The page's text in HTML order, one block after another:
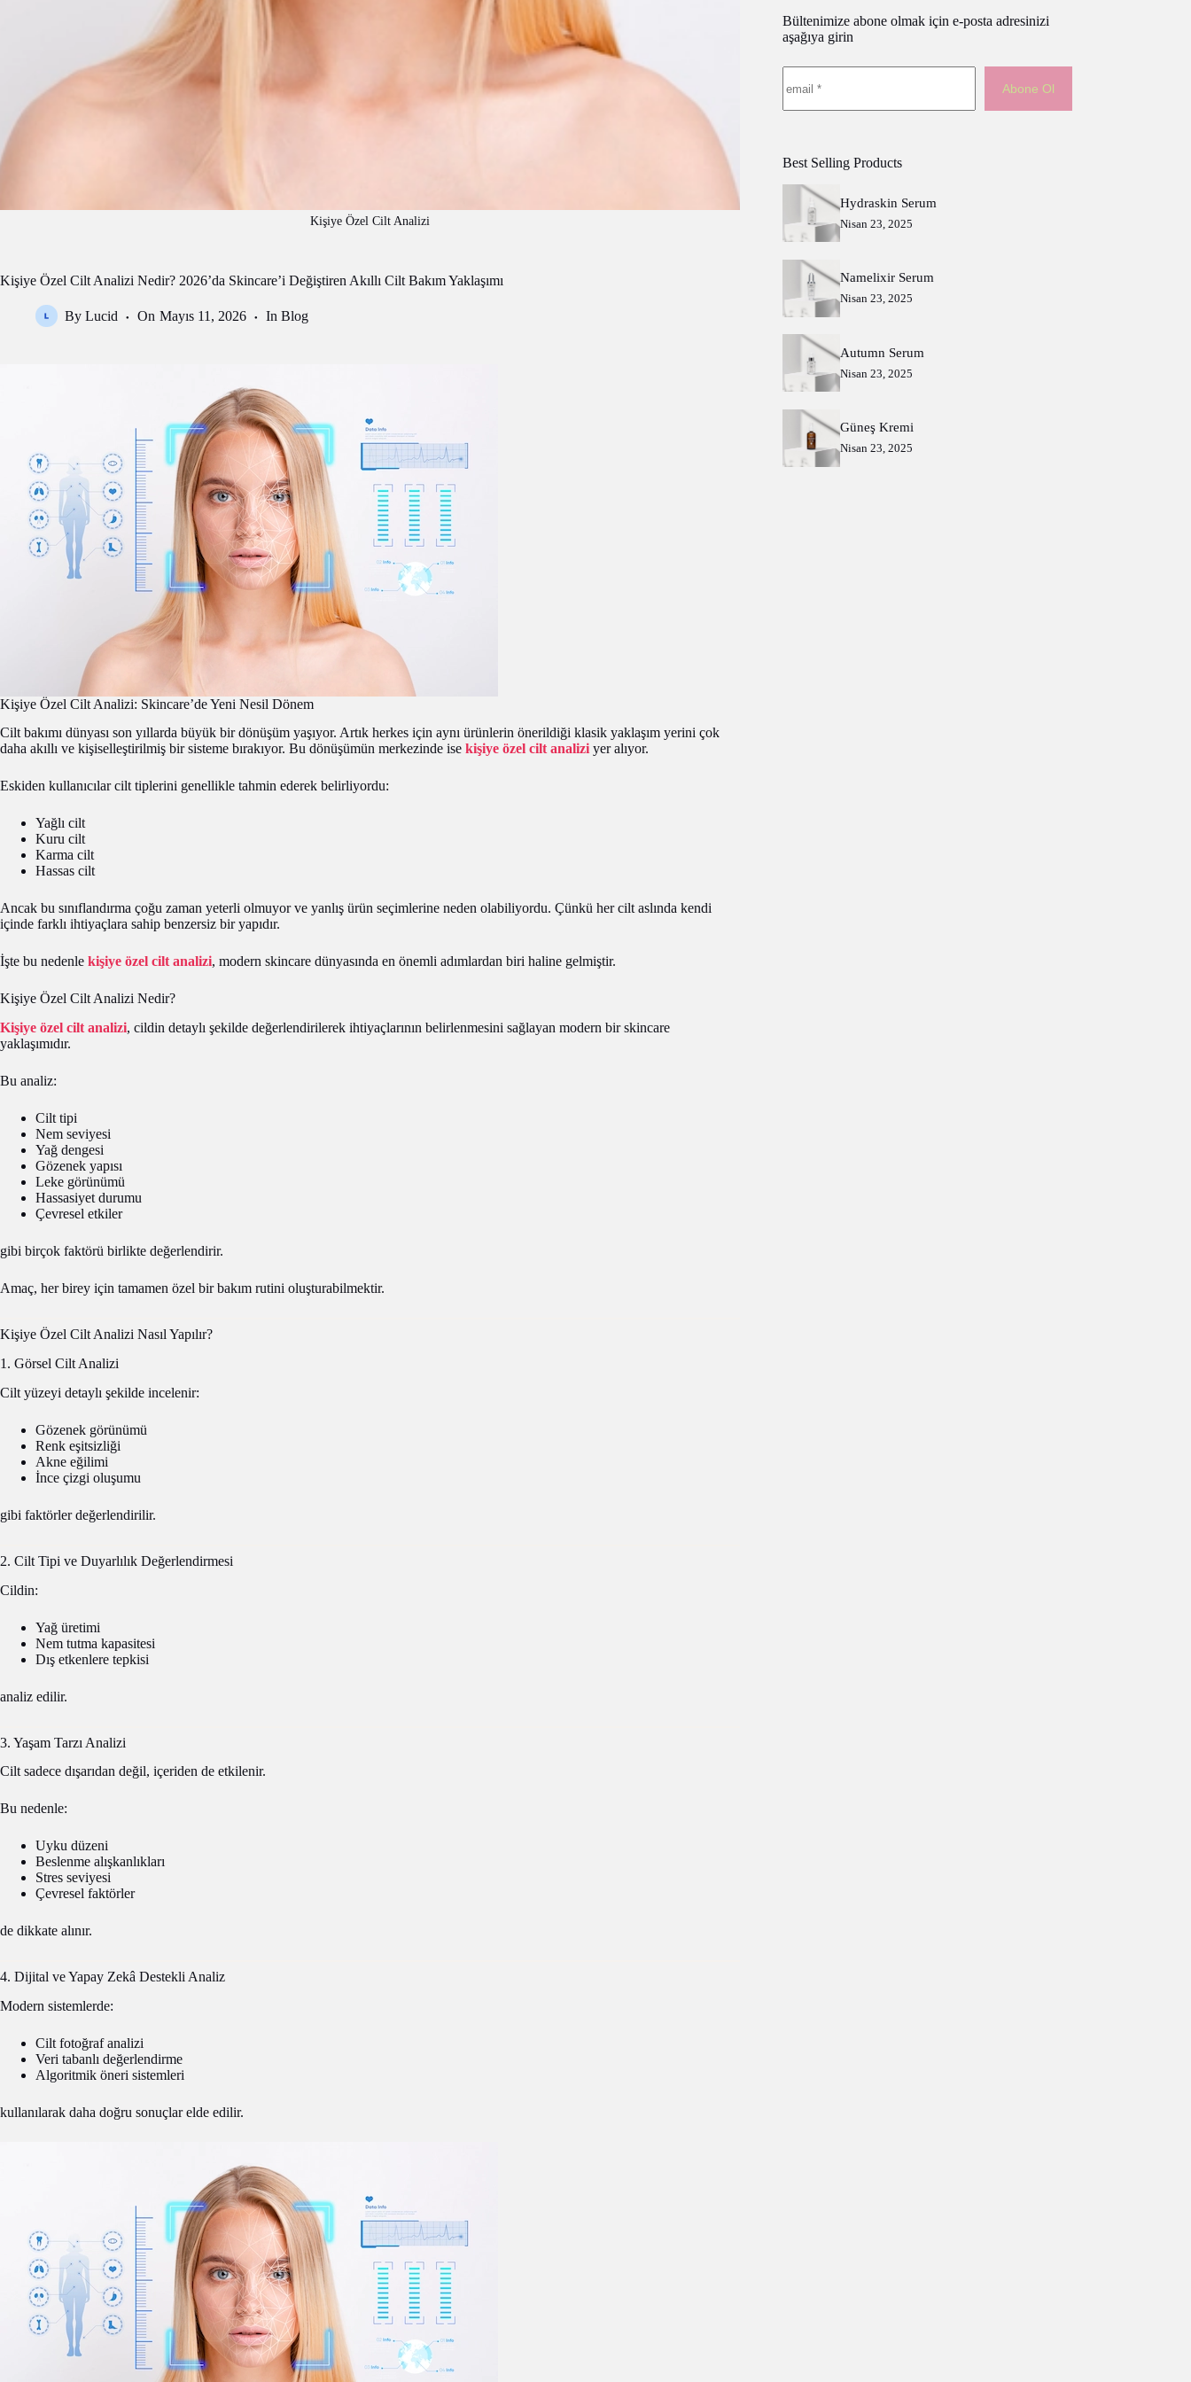
Kişiye Özel Cilt Analizi
Kişiye Özel Cilt Analizi Nedir? 2026’da Skincare’i Değiştiren Akıllı Cilt Bakım Yaklaşımı
By Lucid On Mayıs 11, 2026 In Blog
Kişiye Özel Cilt Analizi: Skincare’de Yeni Nesil Dönem
Cilt bakımı dünyası son yıllarda büyük bir dönüşüm yaşıyor. Artık herkes için aynı ürünlerin önerildiği klasik yaklaşım yerini çok
daha akıllı ve kişiselleştirilmiş bir sisteme bırakıyor. Bu dönüşümün merkezinde ise kişiye özel cilt analiziyer alıyor.
Eskiden kullanıcılar cilt tiplerini genellikle tahmin ederek belirliyordu:
Yağlı cilt
Kuru cilt
Karma cilt
Hassas cilt
Ancak bu sınıflandırma çoğu zaman yeterli olmuyor ve yanlış ürün seçimlerine neden olabiliyordu. Çünkü her cilt aslında kendi
içinde farklı ihtiyaçlara sahip benzersiz bir yapıdır.
İşte bu nedenle kişiye özel cilt analizi, modern skincare dünyasında en önemli adımlardan biri haline gelmiştir.
Kişiye Özel Cilt Analizi Nedir?
Kişiye özel cilt analizi, cildin detaylı şekilde değerlendirilerek ihtiyaçlarının belirlenmesini sağlayan modern bir skincare
yaklaşımıdır.
Bu analiz:
Cilt tipi
Nem seviyesi
Yağ dengesi
Gözenek yapısı
Leke görünümü
Hassasiyet durumu
Çevresel etkiler
gibi birçok faktörü birlikte değerlendirir.
Amaç, her birey için tamamen özel bir bakım rutini oluşturabilmektir.
Kişiye Özel Cilt Analizi Nasıl Yapılır?
1. Görsel Cilt Analizi
Cilt yüzeyi detaylı şekilde incelenir:
Gözenek görünümü
Renk eşitsizliği
Akne eğilimi
İnce çizgi oluşumu
gibi faktörler değerlendirilir.
2. Cilt Tipi ve Duyarlılık Değerlendirmesi
Cildin:
Yağ üretimi
Nem tutma kapasitesi
Dış etkenlere tepkisi
analiz edilir.
3. Yaşam Tarzı Analizi
Cilt sadece dışarıdan değil, içeriden de etkilenir.
Bu nedenle:
Uyku düzeni
Beslenme alışkanlıkları
Stres seviyesi
Çevresel faktörler
de dikkate alınır.
4. Dijital ve Yapay Zekâ Destekli Analiz
Modern sistemlerde:
Cilt fotoğraf analizi
Veri tabanlı değerlendirme
Algoritmik öneri sistemleri
kullanılarak daha doğru sonuçlar elde edilir.
Bültenimize abone olmak için e-posta adresinizi
aşağıya girin
Abone Ol
Best Selling Products
Hydraskin Serum
Nisan 23, 2025
Namelixir Serum
Nisan 23, 2025
Autumn Serum
Nisan 23, 2025
Güneş Kremi
Nisan 23, 2025